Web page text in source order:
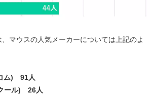
マウスの人気メーカーについては上記のよ
ム) 91人
ール) 26人